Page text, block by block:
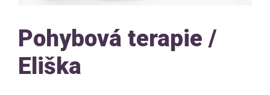
Pohybová terapie /
Eliška